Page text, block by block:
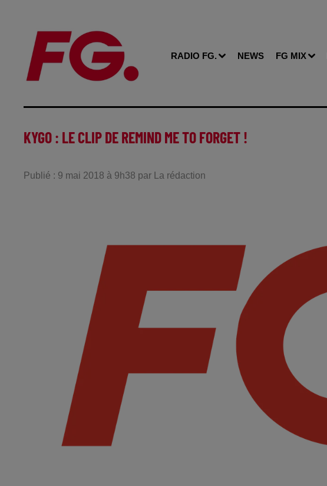
RADIO FG. NEWS FG MIX
KYGO : LE CLIP DE REMIND ME TO FORGET !
Publié : 9 mai 2018 à 9h38 par La rédaction